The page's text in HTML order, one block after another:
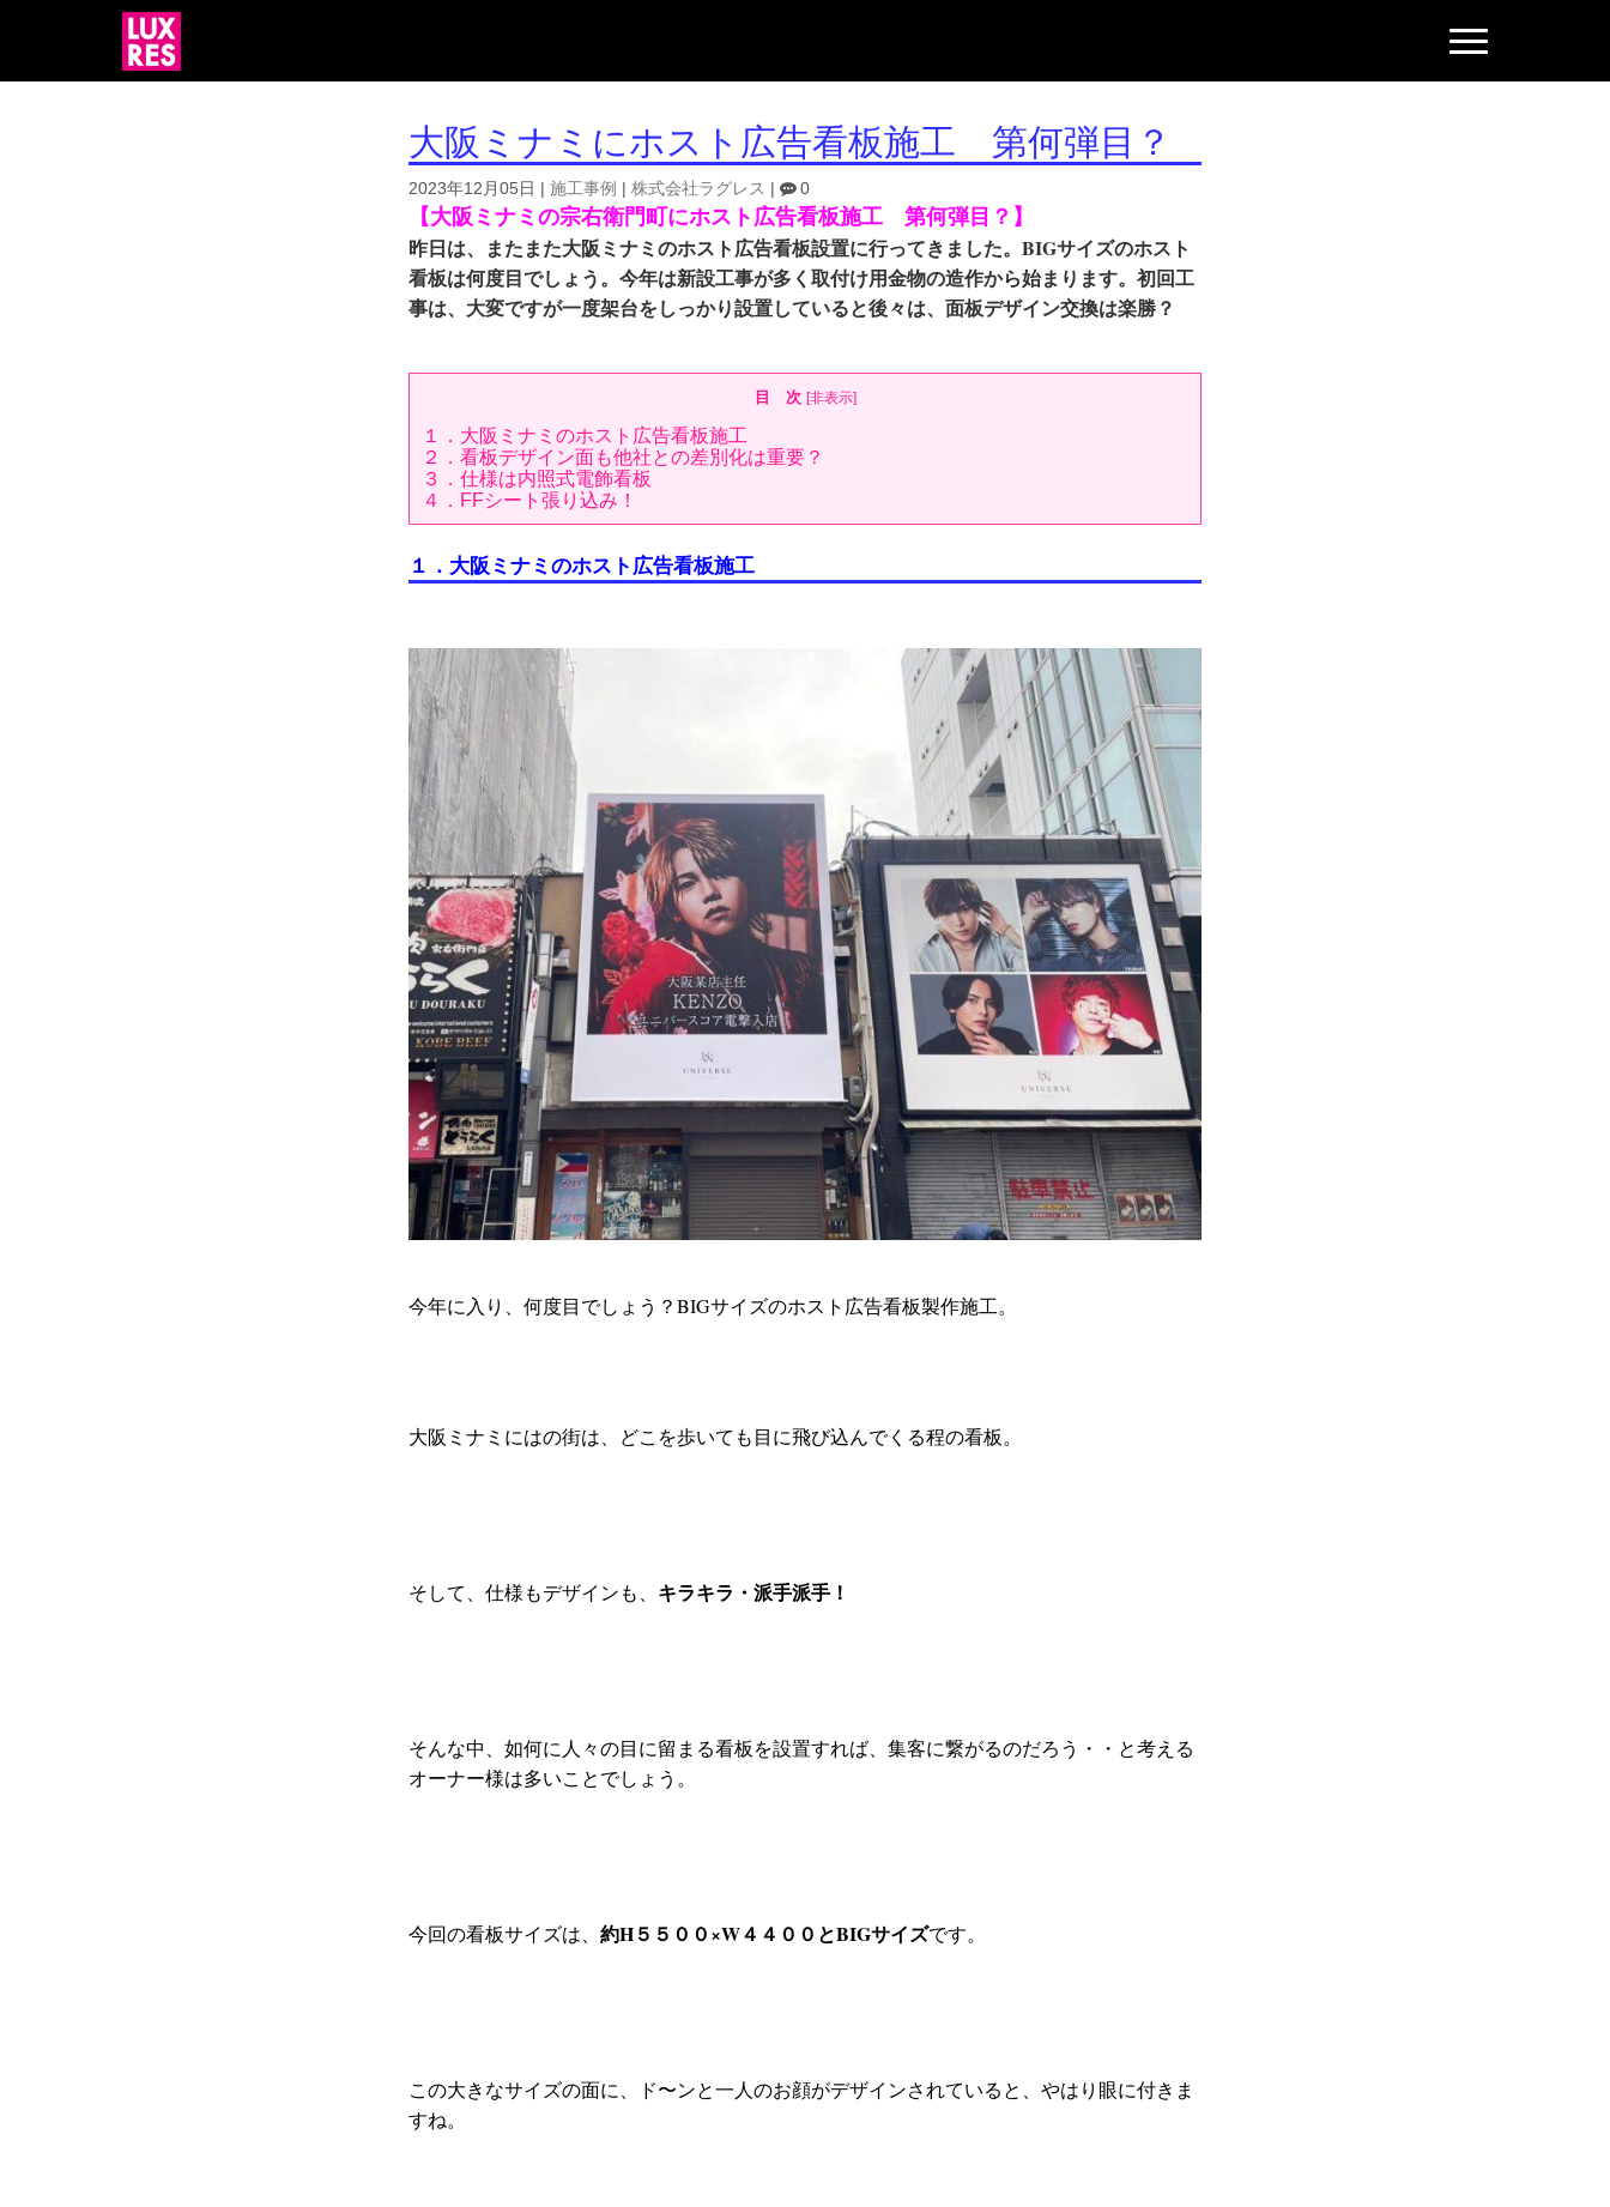
N
a
大阪ミナミにホスト広告看板施工 第何弾目？
2023年12月05日 施工事例 株式会社ラグレス 0
【大阪ミナミの宗右衛門町にホスト広告看板施工 第何弾目？】
昨日は、またまた大阪ミナミのホスト広告看板設置に行ってきました。BIGサイズのホスト
看板は何度目でしょう。今年は新設工事が多く取付け用金物の造作から始まります。初回工
事は、大変ですが一度架台をしっかり設置していると後々は、面板デザイン交換は楽勝？
目 次 [非表示]
１．大阪ミナミのホスト広告看板施工
２．看板デザイン面も他社との差別化は重要？
３．仕様は内照式電飾看板
４．FFシート張り込み！
１．大阪ミナミのホスト広告看板施工
今年に入り、何度目でしょう？BIGサイズのホスト広告看板製作施工。
大阪ミナミにはの街は、どこを歩いても目に飛び込んでくる程の看板。
そして、仕様もデザインも、 キラキラ・派手派手！
そんな中、如何に人々の目に留まる看板を設置すれば、集客に繋がるのだろう・・と考える
オーナー様は多いことでしょう。
今回の看板サイズは、 約H５５００×W４４００とBIGサイズです。
この大きなサイズの面に、ド〜ンと一人のお顔がデザインされていると、やはり眼に付きま
すね。